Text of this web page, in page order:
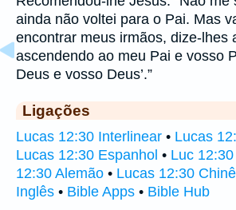
ainda não voltei para o Pai. Mas
encontrar meus irmãos, dize-lhes
ascendendo ao meu Pai e vosso
Deus e vosso Deus’.”
Ligações
Lucas 12:30 Interlinear • Lucas
Lucas 12:30 Espanhol • Luc
12:30 Alemão • Lucas 12:30
Inglês • Bible Apps • Bible Hub